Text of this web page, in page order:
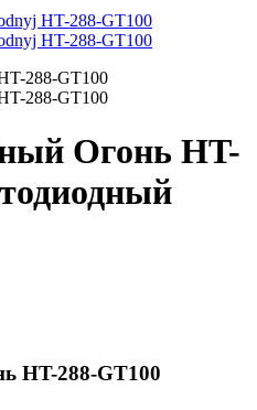
Огонь HT-
HT-288-GT100